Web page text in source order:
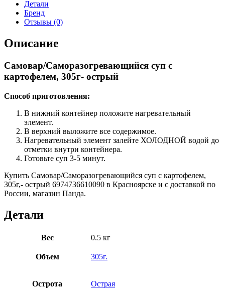
Детали
Бренд
Отзывы (0)
Описание
Самовар/Саморазогревающийся суп с
картофелем, 305г- острый
Способ приготовления:
В нижний контейнер положите нагревательный
элемент.
В верхний выложите все содержимое.
Нагревательный элемент залейте ХОЛОДНОЙ водой до
отметки внутри контейнера.
Готовьте суп 3-5 минут.
Купить Самовар/Саморазогревающийся суп с картофелем,
305г,- острый 6974736610090 в Красноярске и с доставкой по
России, магазин Панда.
Детали
Вес 0.5 кг
Объем 305г.
Острота Острая